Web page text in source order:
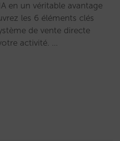
en un véritable avantage
les 6 éléments clés
de vente directe
activité. …